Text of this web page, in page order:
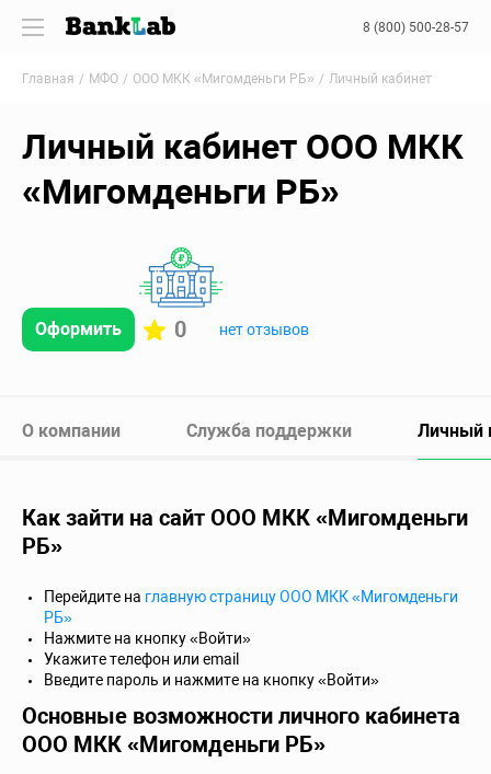
8 (800) 500-28-57
Главная МФО ООО МКК «Мигомденьги РБ» Личный кабинет
Личный кабинет ООО МКК
«Мигомденьги РБ»
Оформить 0 нет отзывов
О компании Служба поддержки Личный
Как зайти на сайт ООО МКК «Мигомденьги
РБ»
Перейдите на главную страницу ООО МКК «Мигомденьги
РБ»
Нажмите на кнопку «Войти»
Укажите телефон или email
Введите пароль и нажмите на кнопку «Войти»
Основные возможности личного кабинета
ООО МКК «Мигомденьги РБ»